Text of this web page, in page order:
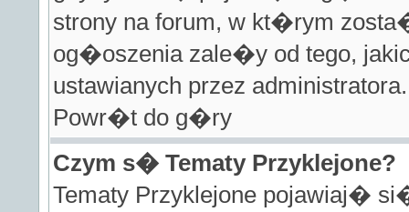
strony na forum, w kt�rym
og�oszenia zale�y od tego,
ustawianych przez administratora.
Powr�t do g�ry
Czym s� Tematy Przyklejone?
Tematy Przyklejone pojawiaj�